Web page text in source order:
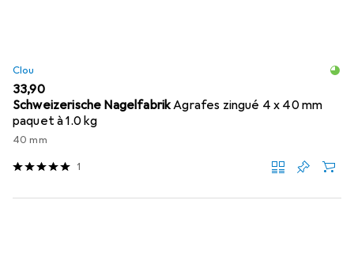
Clou
EUR
33,90
Schweizerische NagelfabrikAgrafes zingué 4 x 40 mm
paquet à 1.0 kg
40 mm
1